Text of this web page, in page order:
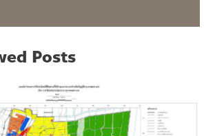
Posts